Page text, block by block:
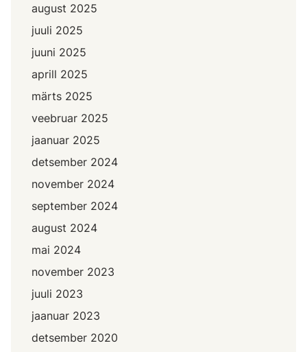
august 2025
juuli 2025
juuni 2025
aprill 2025
märts 2025
veebruar 2025
jaanuar 2025
detsember 2024
november 2024
september 2024
august 2024
mai 2024
november 2023
juuli 2023
jaanuar 2023
detsember 2020